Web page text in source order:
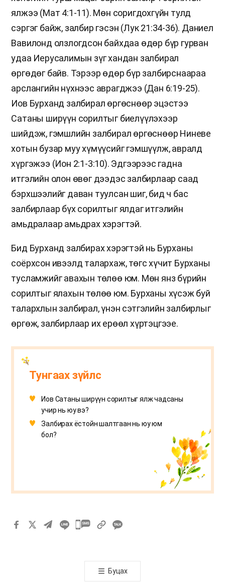
ялжээ (Мат 4:1-11). Мөн соригдохгүйн тулд
сэргэг байж, залбир гэсэн (Лук 21:34-36). Даниел
Вавилонд олзлогдсон байхдаа өдөр бүр гурван
удаа Иерусалимын зүг хандан залбирал
өргөдөг байв. Тэрээр өдөр бүр залбирснаараа
арслангийн нүхнээс аврагджээ (Дан 6:19-25).
Иов Бурханд залбирал өргөснөөр эцэстээ
Сатаны ширүүн сорилтыг биелүүлэхээр
шийдэж, гэмшлийн залбирал өргөснөөр Ниневе
хотын бузар муу хүмүүсийг гэмшүүлж, авралд
хүргэжээ (Ион 2:1-3:10). Эдгээрээс гадна
итгэлийн олон өвөг дээдэс залбирлаар саад
бэрхшээлийг даван туулсан шиг, бид ч бас
залбирлаар бүх сорилтыг ялдаг итгэлийн
амьдралаар амьдрах хэрэгтэй.
Бид Бурханд залбирах хэрэгтэй нь Бурханы
соёрхсон ивээлд талархаж, төгс хүчит Бурханы
тусламжийг авахын төлөө юм. Мөн янз бүрийн
сорилтыг ялахын төлөө юм. Бурханы хүсэж буй
талархлын залбирал, үнэн сэтгэлийн залбирлыг
өргөж, залбирлаар их ерөөл хүртэцгээе.
Тунгаах зүйлс
Иов Сатаны ширүүн сорилтыг ялж чадсаны
учир нь юу вэ?
Залбирах ёстойн шалтгаан нь юу юм
бол?
카
톡
공
Буцах